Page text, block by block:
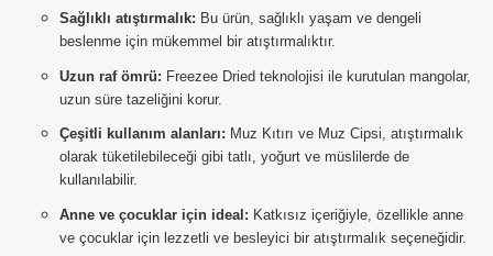
Sağlıklı atıştırmalık: Bu ürün, sağlıklı yaşam ve dengeli
beslenme için mükemmel bir atıştırmalıktır.
Uzun raf ömrü: Freezee Dried teknolojisi ile kurutulan mangolar,
uzun süre tazeliğini korur.
Çeşitli kullanım alanları: Muz Kıtırı ve Muz Cipsi, atıştırmalık
olarak tüketilebileceği gibi tatlı, yoğurt ve müslilerde de
kullanılabilir.
Anne ve çocuklar için ideal: Katkısız içeriğiyle, özellikle anne
ve çocuklar için lezzetli ve besleyici bir atıştırmalık seçeneğidir.
TESLİMAT kargo seçeneği dışında
seçemezsiniz. NOT: AYNI GÜN
TESLİMAT hizmeti sadece İSTANBUL
ve 850TL üzeri siparişler için
geçerlidir.